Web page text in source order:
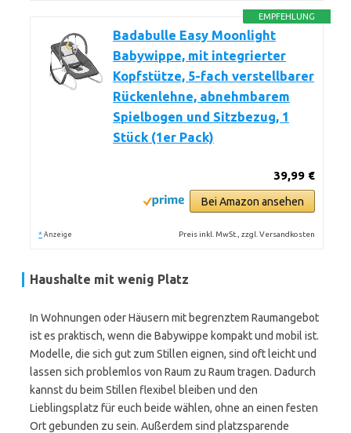
EMPFEHLUNG
Badabulle Easy Moonlight
Babywippe, mit integrierter
Kopfstütze, 5-fach verstellbarer
Rückenlehne, abnehmbarem
Spielbogen und Sitzbezug, 1
Stück (1er Pack)
39,99 €
Bei Amazon ansehen
* Anzeige Preis inkl. MwSt., zzgl. Versandkosten
Haushalte mit wenig Platz
In Wohnungen oder Häusern mit begrenztem Raumangebot
ist es praktisch, wenn die Babywippe kompakt und mobil ist.
Modelle, die sich gut zum Stillen eignen, sind oft leicht und
lassen sich problemlos von Raum zu Raum tragen. Dadurch
kannst du beim Stillen flexibel bleiben und den
Lieblingsplatz für euch beide wählen, ohne an einen festen
Ort gebunden zu sein. Außerdem sind platzsparende